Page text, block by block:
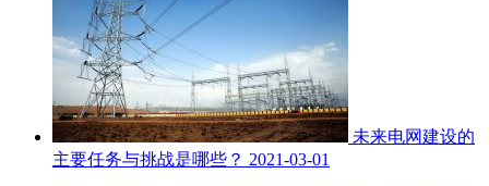
未来电网建设的
主要任务与挑战是哪些？ 2021-03-01